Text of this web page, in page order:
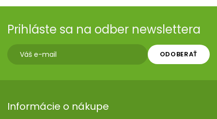
Prihláste sa na odber newslettera
ODOBERAŤ
Informácie o nákupe